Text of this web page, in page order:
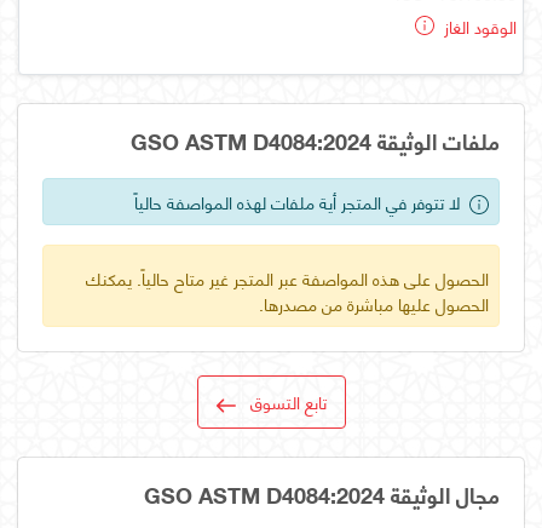
الوقود الغاز
ملفات الوثيقة GSO ASTM D4084:2024
لا تتوفر في المتجر أية ملفات لهذه المواصفة حالياً
الحصول على هذه المواصفة عبر المتجر غير متاح حالياً. يمكنك
الحصول عليها مباشرة من مصدرها.
تابع التسوق
مجال الوثيقة GSO ASTM D4084:2024